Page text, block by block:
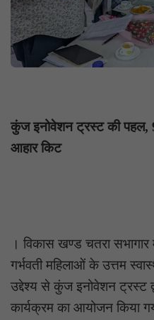
कुंज इनोवेशन ट्रस्ट की पहल,
आहार किट
। विकास खण्ड चतरा
गर्भवती महिलाओं के उत्तम
उद्देश्य से कुंज इनोवेशन ट्रस्ट
कार्यक्रम का आयोजन किया